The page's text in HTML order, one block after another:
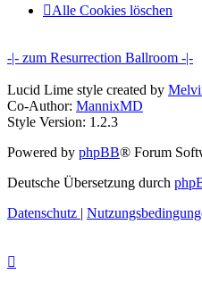
Alle Cookies löschen
-|- zum Resurrection Ballroom -|-
Lucid Lime style created by
Co-Author: MannixMD
Style Version: 1.2.3
Powered by phpBB® Forum
Deutsche Übersetzung durch
Datenschutz |